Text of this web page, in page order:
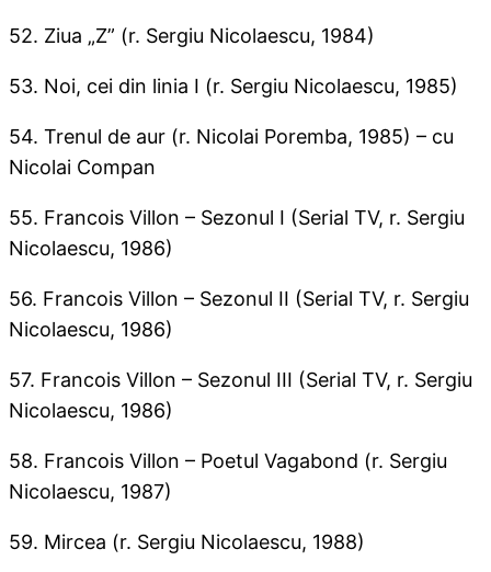
52. Ziua „Z” (r. Sergiu Nicolaescu, 1984)
53. Noi, cei din linia I (r. Sergiu Nicolaescu, 1985)
54. Trenul de aur (r. Nicolai Poremba, 1985) – cu
Nicolai Compan
55. Francois Villon – Sezonul I (Serial TV, r. Sergiu
Nicolaescu, 1986)
56. Francois Villon – Sezonul II (Serial TV, r. Sergiu
Nicolaescu, 1986)
57. Francois Villon – Sezonul III (Serial TV, r. Sergiu
Nicolaescu, 1986)
58. Francois Villon – Poetul Vagabond (r. Sergiu
Nicolaescu, 1987)
59. Mircea (r. Sergiu Nicolaescu, 1988)